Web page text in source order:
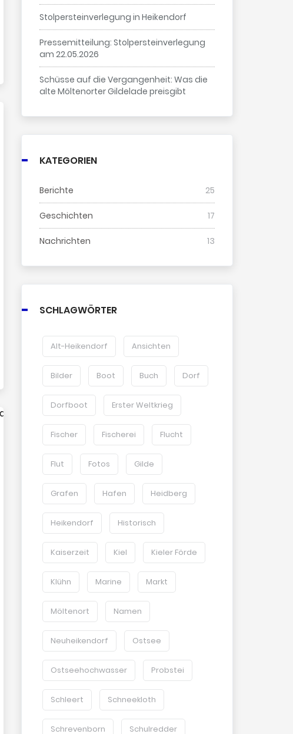
Stolpersteinverlegung in Heikendorf
Pressemitteilung: Stolpersteinverlegung
am 22.05.2026
Schüsse auf die Vergangenheit: Was die
alte Möltenorter Gildelade preisgibt
KATEGORIEN
Berichte 25
Geschichten 17
Nachrichten 13
SCHLAGWÖRTER
Alt-Heikendorf Ansichten
Bilder Boot Buch Dorf
Dorfboot Erster Weltkrieg
Fischer Fischerei Flucht
Flut Fotos Gilde
Grafen Hafen Heidberg
Heikendorf Historisch
Kaiserzeit Kiel Kieler Förde
Klühn Marine Markt
Möltenort Namen
Neuheikendorf Ostsee
Ostseehochwasser Probstei
Schleert Schneekloth
Schrevenborn Schulredder